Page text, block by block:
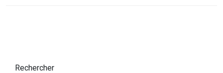
Rechercher